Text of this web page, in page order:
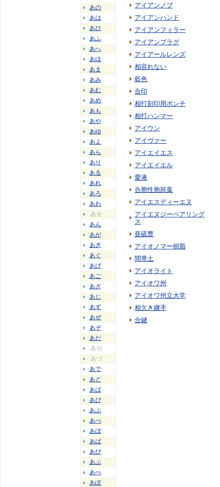
あの
あは
あひ
あふ
あへ
あほ
あま
あみ
あむ
あめ
あも
あや
あゆ
あよ
あら
あり
ある
あれ
あろ
あわ
あを
あん
あが
あぎ
あぐ
あげ
あご
あざ
あじ
あず
あぜ
あぞ
あだ
あぢ
あづ
あで
あど
あば
あび
あぶ
あべ
あぼ
あぱ
あぴ
あぷ
あぺ
あぽ
アイアンノブ
アイアンハンド
アイアンフィラー
アイアンプラグ
アイアールレンズ
相容れない
藍色
合印
相打刻印用ポンチ
相打ハンマー
アイウン
アイヴァー
アイエイエス
アイエイエル
愛液
合胞性胞胚葉
アイエスディーエヌ
アイエヌジーベアリング
ス
亜硫曹
アイオノマー樹脂
間帯土
アイオライト
アイオワ州
アイオワ州立大学
相欠き継手
合鍵